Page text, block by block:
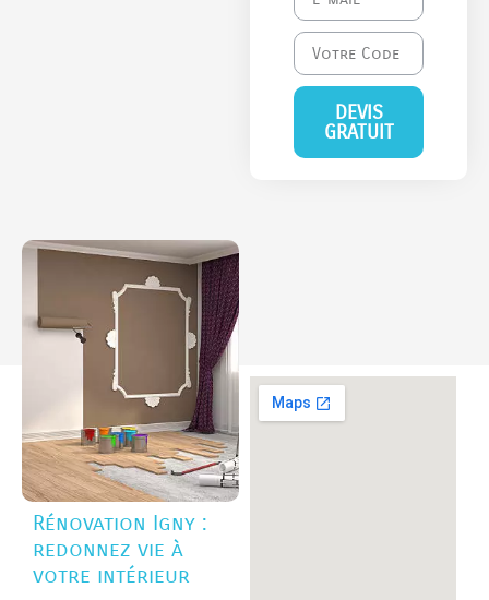
DEVIS
GRATUIT
Rénovation Igny :
redonnez vie à
votre intérieur